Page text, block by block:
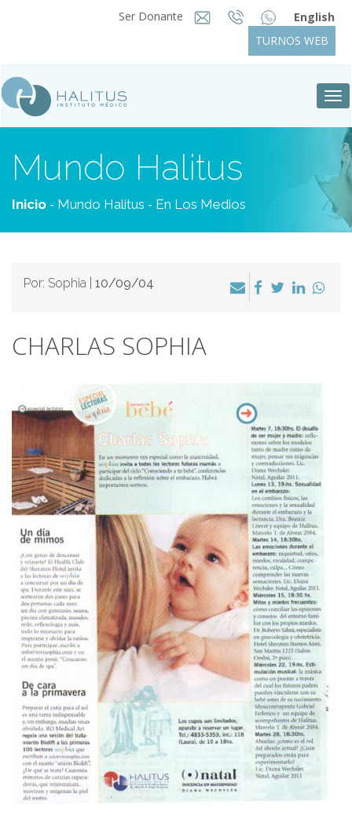
Ser Donante
English
TURNOS WEB
Mundo Halitus
Inicio - Mundo Halitus - En Los Medios
Por: Sophia | 10/09/04
CHARLAS SOPHIA